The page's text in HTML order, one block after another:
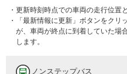
・更新時刻時点での車両の走行位置
・「最新情報に更新」ボタンをク
が、車両が終点に到着していた場
します。
ノンステップバス